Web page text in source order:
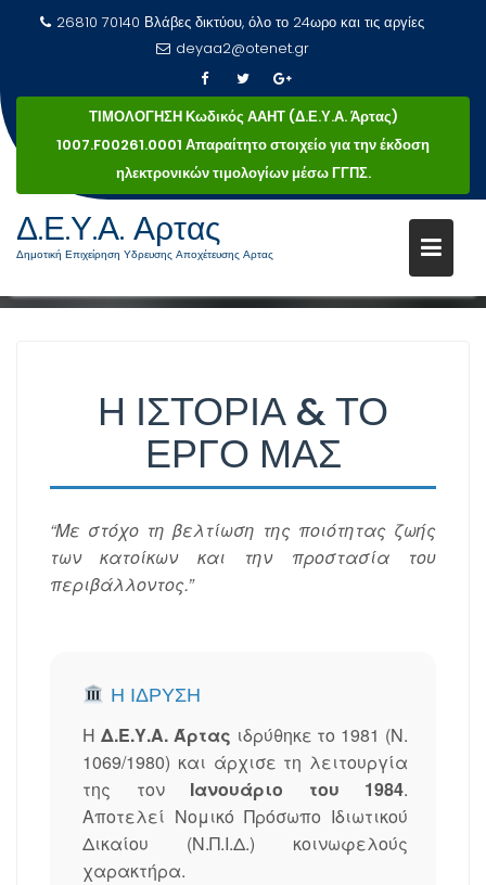
περιεχόμενο
26810 70140 Βλάβες δικτύου, όλο το 24ωρο και τις αργίες
deyaa2@otenet.gr
ΤΙΜΟΛΟΓΗΣΗ Κωδικός ΑΑΗΤ (Δ.Ε.Υ.Α. Άρτας)
1007.F00261.0001 Απαραίτητο στοιχείο για την έκδοση
ηλεκτρονικών τιμολογίων μέσω ΓΓΠΣ.
Δ.Ε.Υ.Α. Αρτας
Δημοτική Επιχείρηση Υδρευσης Αποχέτευσης Αρτας
ΤΑΥΤΌΤΗΤΑ
Η ΙΣΤΟΡΊΑ & ΤΟ
ΈΡΓΟ ΜΑΣ
“Με στόχο τη βελτίωση της ποιότητας ζωής
των κατοίκων και την προστασία του
περιβάλλοντος.”
Η ΊΔΡΥΣΗ
Η Δ.Ε.Υ.Α. Άρτας ιδρύθηκε το 1981 (Ν.
1069/1980) και άρχισε τη λειτουργία
της τον Ιανουάριο του 1984.
Αποτελεί Νομικό Πρόσωπο Ιδιωτικού
Δικαίου (Ν.Π.Ι.Δ.) κοινωφελούς
χαρακτήρα.